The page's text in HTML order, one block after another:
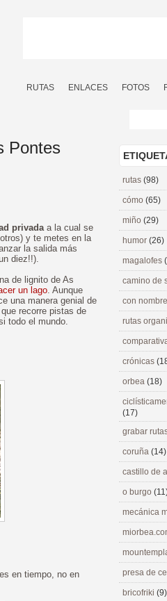
RUTAS ENLACES FOTOS
Pontes
privadaa la cual se
y te metes en la
la salida más
diez!!).
de lignito de As
un lago. Aunque
una manera genial de
recorre pistas de
todo el mundo.
en tiempo, no en
rutas (98)
cómo (65)
miño (29)
humor (26)
magalofes
camino de
con
rutas
crónicas
orbea (18)
(17)
grabar
coruña (14)
castillo de
o burgo
mecánica
presa de
bricofriki (9)